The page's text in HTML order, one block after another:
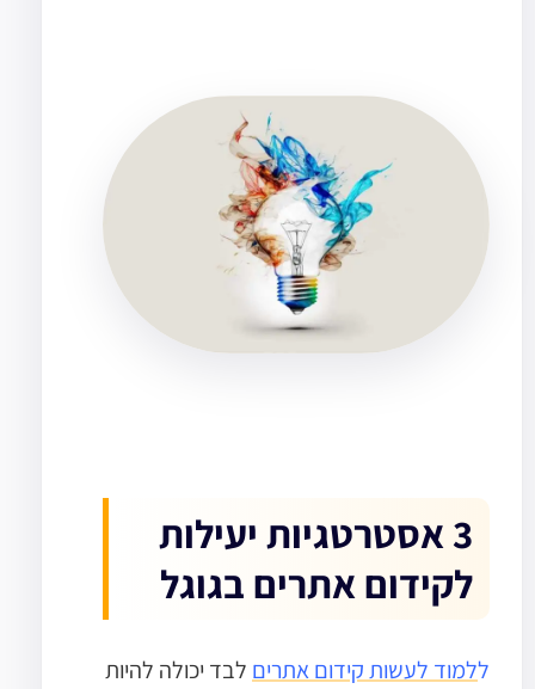
3 אסטרטגיות יעילות
לקידום אתרים בגוגל
ללמוד לעשות קידום אתרים לבד יכולה להיות